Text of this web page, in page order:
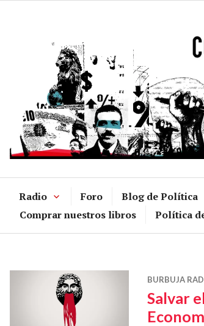
Radio Foro Blog de Política
Comprar nuestros libros
Política
BURBUJA
Salvar